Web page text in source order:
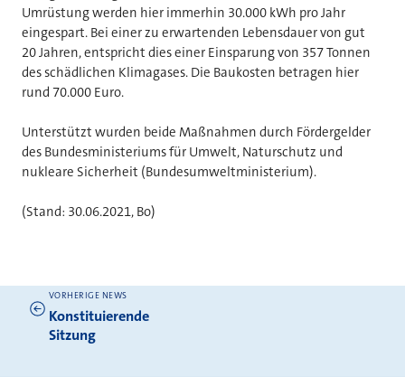
Umrüstung werden hier immerhin 30.000 kWh pro Jahr
eingespart. Bei einer zu erwartenden Lebensdauer von gut
20 Jahren, entspricht dies einer Einsparung von 357 Tonnen
des schädlichen Klimagases. Die Baukosten betragen hier
rund 70.000 Euro.
Unterstützt wurden beide Maßnahmen durch Fördergelder
des Bundesministeriums für Umwelt, Naturschutz und
nukleare Sicherheit (Bundesumweltministerium).
(Stand: 30.06.2021, Bo)
Weitere News
VORHERIGE NEWS
Konstituierende
Sitzung